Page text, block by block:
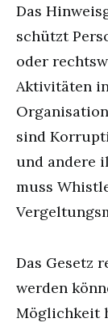
Das
schützt
oder
Aktivitäten
sind
und andere
muss
Das Gesetz
werden
Möglichkeit